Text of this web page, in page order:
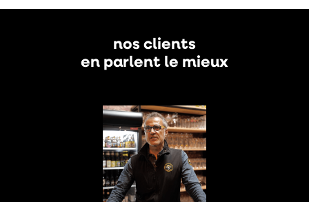
nos clients
en parlent le mieux